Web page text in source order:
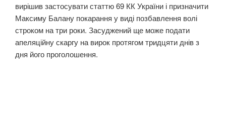
вирішив застосувати статтю 69 КК України і призначити
Максиму Балану покарання у виді позбавлення волі
строком на три роки. Засуджений ще може подати
апеляційну скаргу на вирок протягом тридцяти днів з
дня його проголошення.